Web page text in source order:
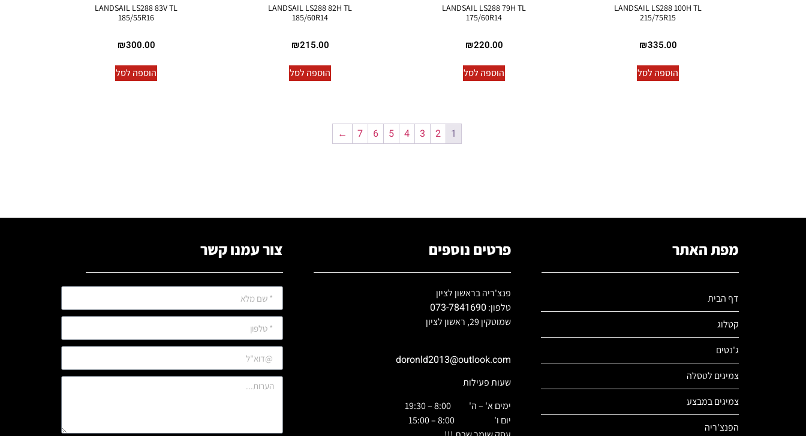
LANDSAIL LS288 100H TL
215/75R15
₪335.00
הוספה לסל
LANDSAIL LS288 79H TL
175/60R14
₪220.00
הוספה לסל
LANDSAIL LS288 82H TL
185/60R14
₪215.00
הוספה לסל
LANDSAIL LS288 83V TL
185/55R16
₪300.00
הוספה לסל
1
2
3
4
5
6
7
←
מפת האתר
דף הבית
קטלוג
ג'נטים
צמיגים לטסלה
צמיגים במבצע
הפנצ'ריה
פרטים נוספים
פנצ'ריה בראשון לציון
טלפון:073-7841690
שמוטקין 29, ראשון לציון
doronld2013@outlook.com
שעות פעילות
ימים א' – ה' 8:00 – 19:30
יום ו' 8:00 – 15:00
צור עמנו קשר